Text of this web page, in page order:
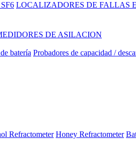
LOCALIZADORES DE FALLAS
DE ASILACION
batería Probadores de capacidad /
Refractometer Honey Refractometer